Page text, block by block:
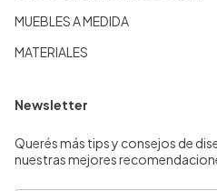
MUEBLES A MEDIDA
MATERIALES
Newsletter
Querés más tips y consejos de
nuestras mejores